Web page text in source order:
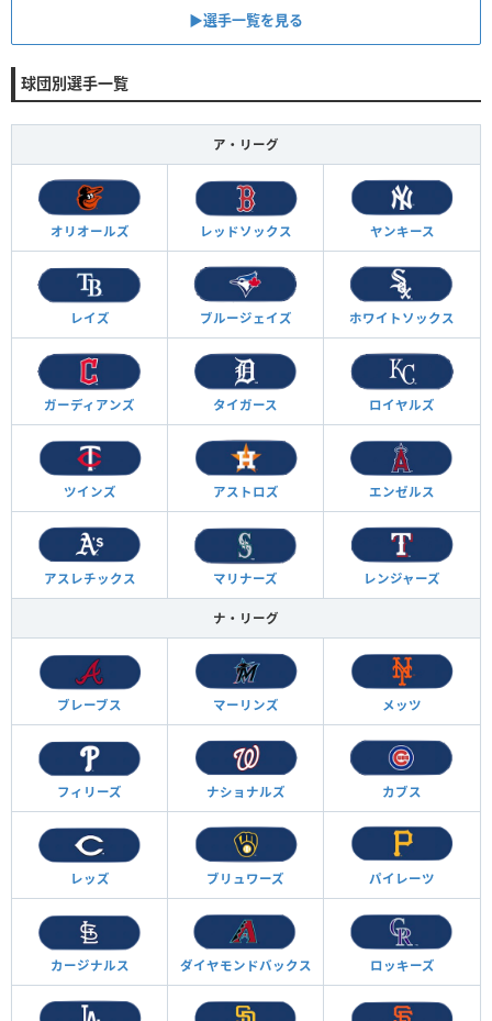
▶︎選手一覧を見る
球団別選手一覧
ア・リーグ
オリオールズ レッドソックス ヤンキース
レイズ ブルージェイズ ホワイトソックス
ガーディアンズ タイガース ロイヤルズ
ツインズ アストロズ エンゼルス
アスレチックス マリナーズ レンジャーズ
ナ・リーグ
ブレーブス マーリンズ メッツ
フィリーズ ナショナルズ カブス
レッズ ブリュワーズ パイレーツ
カージナルス ダイヤモンドバックス ロッキーズ